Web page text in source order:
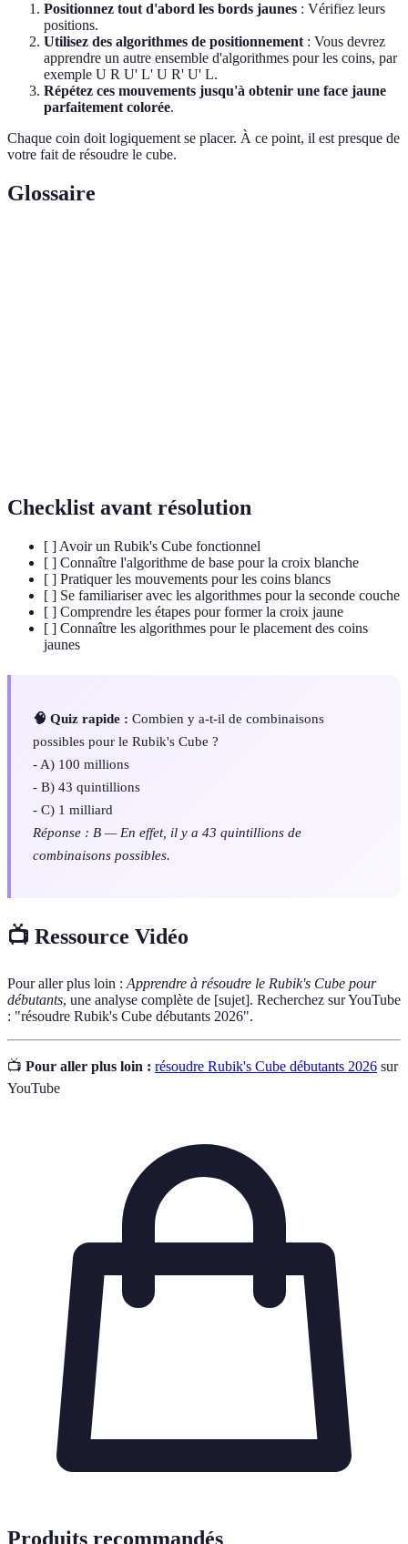
Positionnez tout d'abord les bords jaunes : Vérifiez leurs
positions.
Utilisez des algorithmes de positionnement : Vous devrez
apprendre un autre ensemble d'algorithmes pour les coins, par
exemple U R U' L' U R' U' L.
Répétez ces mouvements jusqu'à obtenir une face jaune
parfaitement colorée.
Chaque coin doit logiquement se placer. À ce point, il est presque de
votre fait de résoudre le cube.
Glossaire
Checklist avant résolution
[ ] Avoir un Rubik's Cube fonctionnel
[ ] Connaître l'algorithme de base pour la croix blanche
[ ] Pratiquer les mouvements pour les coins blancs
[ ] Se familiariser avec les algorithmes pour la seconde couche
[ ] Comprendre les étapes pour former la croix jaune
[ ] Connaître les algorithmes pour le placement des coins
jaunes
🧠 Quiz rapide : Combien y a-t-il de combinaisons
possibles pour le Rubik's Cube ?
- A) 100 millions
- B) 43 quintillions
- C) 1 milliard
Réponse : B — En effet, il y a 43 quintillions de
combinaisons possibles.
📺 Ressource Vidéo
Pour aller plus loin : Apprendre à résoudre le Rubik's Cube pour
débutants, une analyse complète de [sujet]. Recherchez sur YouTube
: "résoudre Rubik's Cube débutants 2026".
📺 Pour aller plus loin : résoudre Rubik's Cube débutants 2026 sur
YouTube
Produits recommandés